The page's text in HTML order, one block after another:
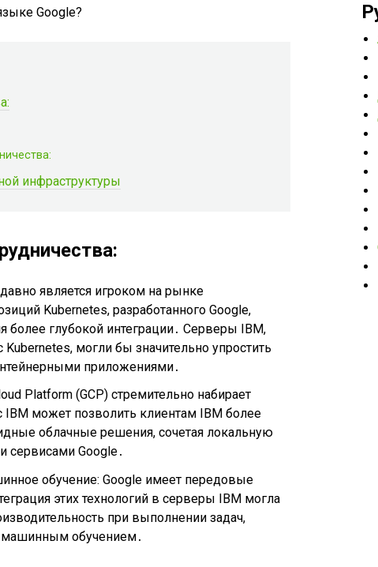
инфраструктуры
является игроком на рынке
Kubernetes, разработанного Google,
более глубокой интеграции․ Серверы IBM,
могли бы значительно упростить
приложениями․
Platform (GCP) стремительно набирает
IBM может позволить клиентам IBM более
облачные решения, сочетая локальную
сервисами Google․
обучение: Google имеет передовые
этих технологий в серверы IBM могла
при выполнении задач,
машинным обучением․